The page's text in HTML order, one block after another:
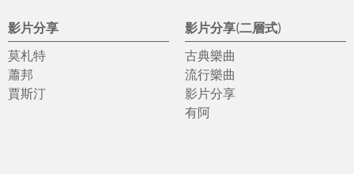
影片分享
莫札特
蕭邦
賈斯汀
影片分享(二層式)
古典樂曲
流行樂曲
影片分享
有阿